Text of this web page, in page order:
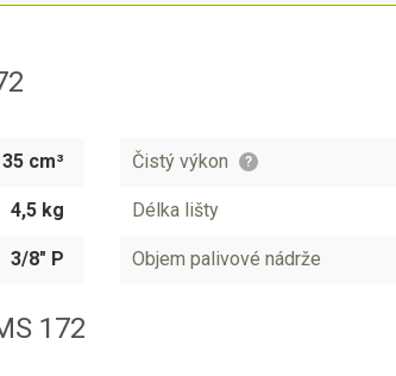
35 cm³ Čistý výkon ?
4,5 kg Délka lišty
3/8" P Objem palivové nádrže
172